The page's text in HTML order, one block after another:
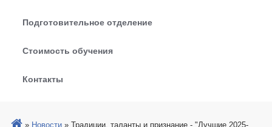
Подготовительное отделение
Стоимость обучения
Контакты
» Новости » Традиции, таланты и признание - "Лучшие 2025-